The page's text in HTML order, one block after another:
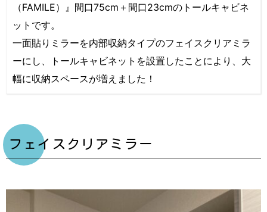
（FAMILE）』間口75cm＋間口23cmのトールキャビネ
ットです。
一面貼りミラーを内部収納タイプのフェイスクリアミラ
ーにし、トールキャビネットを設置したことにより、大
幅に収納スペースが増えました！
フェイスクリアミラー